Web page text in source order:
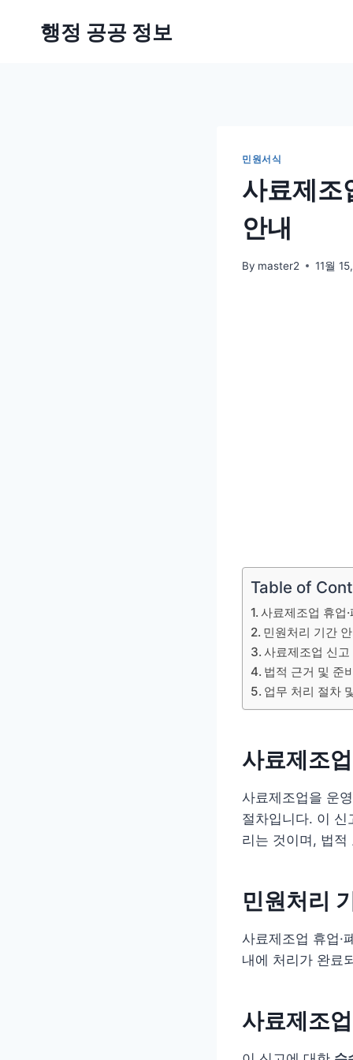
행정 공공 정보
민원서식
사료제조
안내
By master2 11월
Table of
사료제조업 휴업
민원처리 기간
사료제조업 신
법적 근거 및 준
업무 처리 절차
사료제조
사료제조업을 운
절차입니다. 이 신
리는 것이며, 법적
민원처리
사료제조업 휴업·
내에 처리가 완료
사료제조